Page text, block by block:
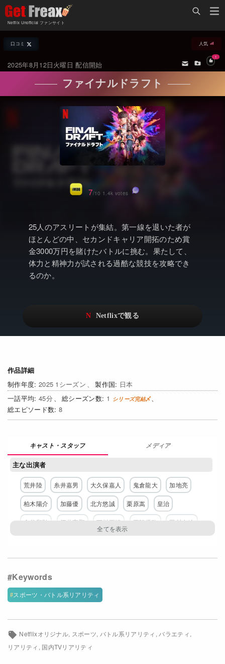
Netflix Unofficial ファンサイト
Netflix新着作品
オールジャンル
海外ドラマ・シリーズ
海外映画
国内TV番組・ドラマ
国内映画
アニメ
ドキュメンタリー
Netflixオリジナル作品
日本語吹替対応作品
その他の国のTV番組
配信終了予定の作品
海外ドラマ・ラインナップ
Netflix 人気ランキング
Netflix 全作品ラインナップ
Netflix配信作品カスタム検索
トレンド
Netflix・VOD総合News
Watchlistへ
Netflix Video
Netflix 吹替版作品
Netflix 高い評価の海外作品
Watchlist
過去の配信終了作品
Get Freaxフォーラム
お問い合わせ
閉じる
口コミ 人気
2025年8月12日火曜日 配信開始
1
ファイナルドラフト
25人のアスリートが集結。第一線を退いた者が
ほとんどの中、セカンドキャリア開拓のため賞
金3000万円を賭けたバトルに挑む。果たして、
体力と精神力が試される過酷な競技を攻略でき
るのか。
作品詳細
2025 1シーズン
日本
45
1
8
7/10 1.4k votes
メディア
主な出演者
荒井陸 糸井嘉男 大久保嘉人 鬼倉龍大 加地亮
柏木陽介 加藤優 北方悠誠 栗原嵩 皇治
合谷和弘 酒井高聖 下川正將 正隨優弥 田村友絵
馬場早莉 早坂尚人 MASATO 美田佳穂 宮國椋丞
米村克麻
ネットワーク
Netflix
スポーツ・バトル系リアリティ
Netflixオリジナル スポーツ バトル系リアリティ バラエティ
リアリティ 国内TVリアリティ